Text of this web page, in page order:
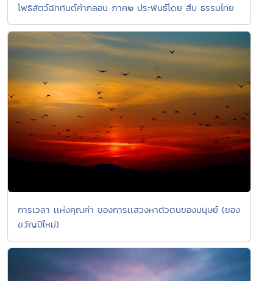
โพธิสัตว์ฉัททันต์คำกลอน ภาค๒ ประพันธ์โดย สืบ ธรรมไทย
การเวลา เเห่งคุณค่า ของการเเสวงหาตัวตนของมนุษย์ (ของ
ขวัญปีใหม่)